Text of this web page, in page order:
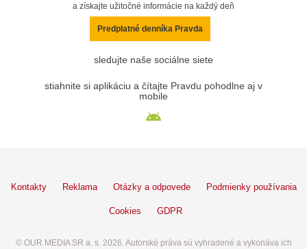
a získajte užitočné informácie na každý deň
Predplatné denníka Pravda
sledujte naše sociálne siete
stiahnite si aplikáciu a čítajte Pravdu pohodlne aj v
mobile
Kontakty Reklama Otázky a odpovede Podmienky používania
Cookies GDPR
© OUR MEDIA SR a. s. 2026. Autorské práva sú vyhradené a vykonáva ich